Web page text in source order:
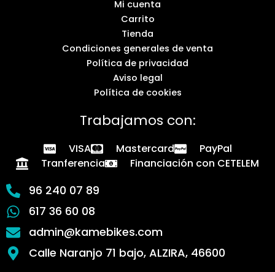
Mi cuenta
Carrito
Tienda
Condiciones generales de venta
Política de privacidad
Aviso legal
Política de cookies
Trabajamos con:
VISA Mastercard
PayPal
Tranferencia
Financiación con CETELEM
96 240 07 89
617 36 60 08
admin@kamebikes.com
Calle Naranjo 71 bajo, ALZIRA, 46600